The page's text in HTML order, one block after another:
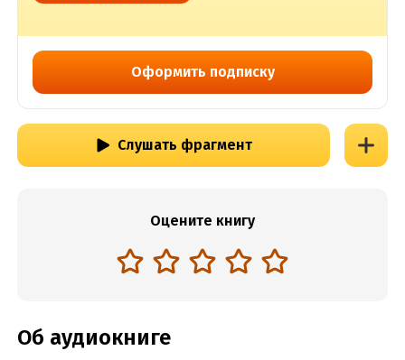
Оформить подписку
Слушать фрагмент
Оцените книгу
Об аудиокниге